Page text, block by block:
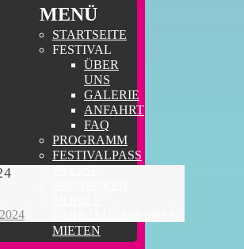
MENÜ
STARTSEITE
FESTIVAL
ÜBER
UNS
GALERIE
ANFAHRT
FAQ
PROGRAMM
FESTIVALPASS
MIETEN